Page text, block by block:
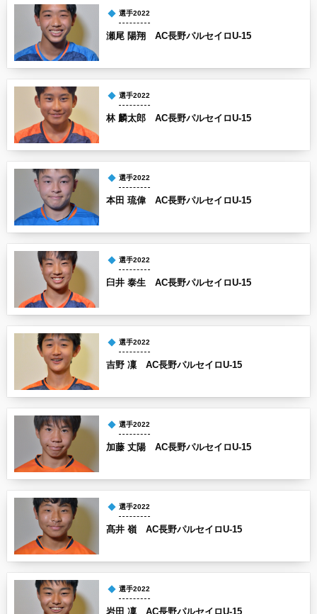
選手2022
瀬尾 陽翔 AC長野パルセイロU-15
選手2022
林 麟太郎 AC長野パルセイロU-15
選手2022
本田 琉偉 AC長野パルセイロU-15
選手2022
臼井 泰生 AC長野パルセイロU-15
選手2022
吉野 凜 AC長野パルセイロU-15
選手2022
加藤 丈陽 AC長野パルセイロU-15
選手2022
髙井 嶺 AC長野パルセイロU-15
選手2022
岩田 凜 AC長野パルセイロU-15